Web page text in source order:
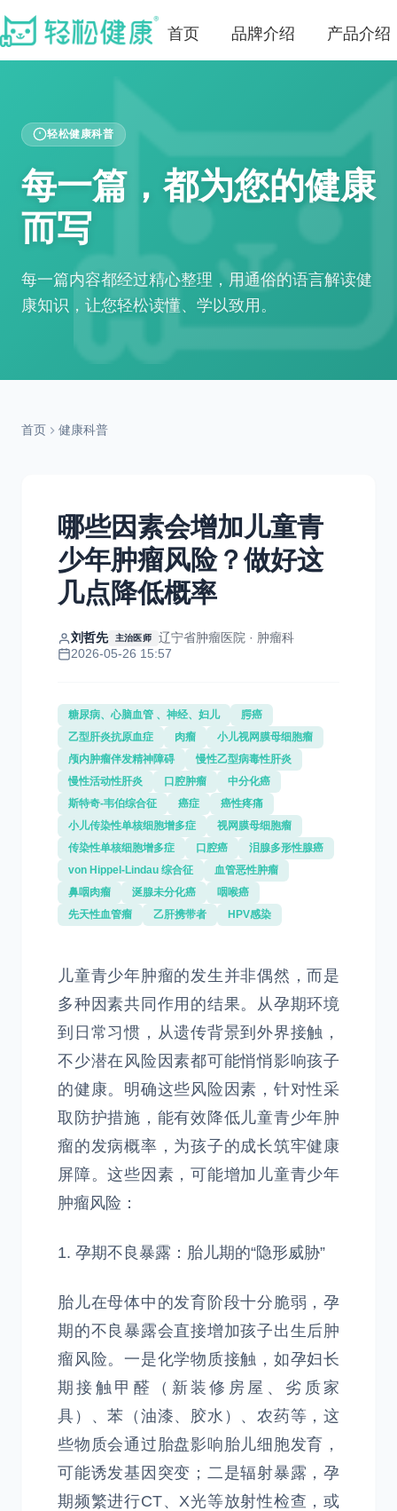
首页 品牌介绍 产品介绍
轻松健康科普
每一篇，都为您的健康
而写
每一篇内容都经过精心整理，用通俗的语言解读健
康知识，让您轻松读懂、学以致用。
首页 健康科普
哪些因素会增加儿童青
少年肿瘤风险？做好这
几点降低概率
刘哲先 主治医师
辽宁省肿瘤医院 · 肿瘤科
2026-05-26 15:57
糖尿病、心脑血管 、神经、妇儿
腭癌
乙型肝炎抗原血症
肉瘤
小儿视网膜母细胞瘤
颅内肿瘤伴发精神障碍
慢性乙型病毒性肝炎
慢性活动性肝炎
口腔肿瘤
中分化癌
斯特奇-韦伯综合征
癌症
癌性疼痛
小儿传染性单核细胞增多症
视网膜母细胞瘤
传染性单核细胞增多症
口腔癌
泪腺多形性腺癌
von Hippel-Lindau 综合征
血管恶性肿瘤
鼻咽肉瘤
涎腺未分化癌
咽喉癌
先天性血管瘤
乙肝携带者 HPV感染
儿童青少年肿瘤的发生并非偶然，而是
多种因素共同作用的结果。从孕期环境
到日常习惯，从遗传背景到外界接触，
不少潜在风险因素都可能悄悄影响孩子
的健康。明确这些风险因素，针对性采
取防护措施，能有效降低儿童青少年肿
瘤的发病概率，为孩子的成长筑牢健康
屏障。这些因素，可能增加儿童青少年
肿瘤风险：
1. 孕期不良暴露：胎儿期的“隐形威胁”
胎儿在母体中的发育阶段十分脆弱，孕
期的不良暴露会直接增加孩子出生后肿
瘤风险。一是化学物质接触，如孕妇长
期接触甲醛（新装修房屋、劣质家
具）、苯（油漆、胶水）、农药等，这
些物质会通过胎盘影响胎儿细胞发育，
可能诱发基因突变；二是辐射暴露，孕
期频繁进行CT、X光等放射性检查，或